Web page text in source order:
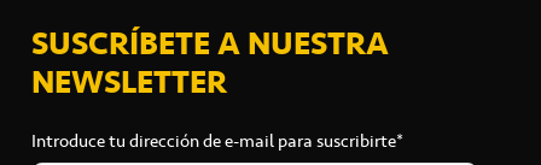
SUSCRÍBETE A NUESTRA
NEWSLETTER
Introduce tu dirección de e-mail para suscribirte*